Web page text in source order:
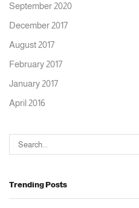
September 2020
December 2017
August 2017
February 2017
January 2017
April 2016
Trending Posts